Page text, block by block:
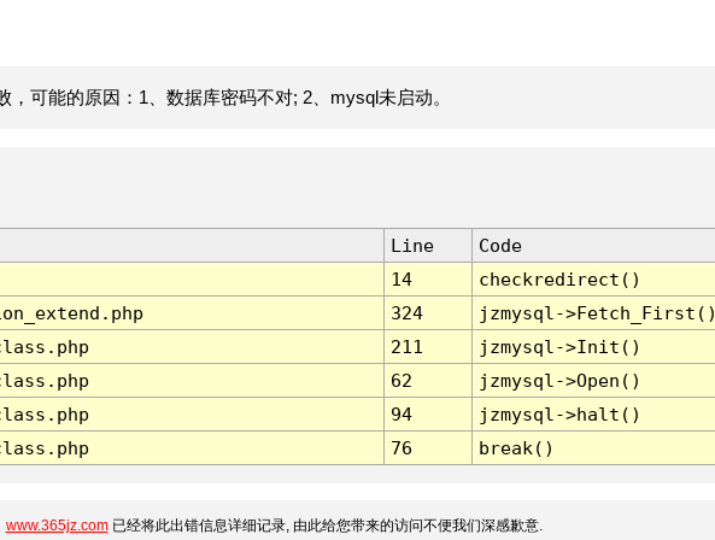
可能的原因：1、数据库密码不对; 2、mysql未启动。
Line
Code
14
checkredirect()
324
jzmysql-
211
jzmysql->Init()
62
jzmysql->Open()
94
jzmysql->halt()
76 break()
www.365jz.com已经将此出错信息详细记录, 由此给您带来的访问不便我们深感歉意.